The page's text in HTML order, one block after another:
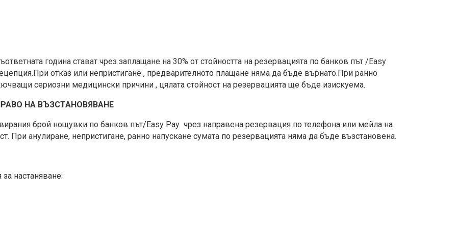
година стават чрез заплащане на 30% от стойността на резервацията по банков път /Easy
отказ или непристигане , предварителното плащане няма да бъде върнато.При ранно
сериозни медицински причини , цялата стойност на резервацията ще бъде изискуема.
НА ВЪЗСТАНОВЯВАНЕ
брой нощувки по банков път/Easy Pay чрез направена резервация по телефона или мейла на
При анулиране, непристигане, ранно напускане сумата по резервацията няма да бъде възстановена.
настаняване: